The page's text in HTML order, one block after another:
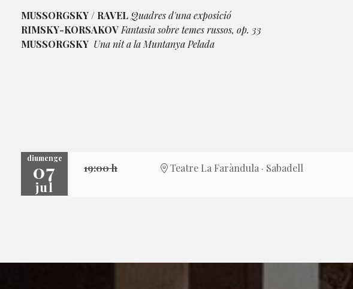
MUSSORGSKY / RAVELQuadres d'una exposició
RIMSKY-KORSAKOV Fantasia sobre temes russos, op. 33
MUSSORGSKY Una nit a la Muntanya Pelada
diumenge
07
jul
19:00 h Teatre La Faràndula · Sabadell